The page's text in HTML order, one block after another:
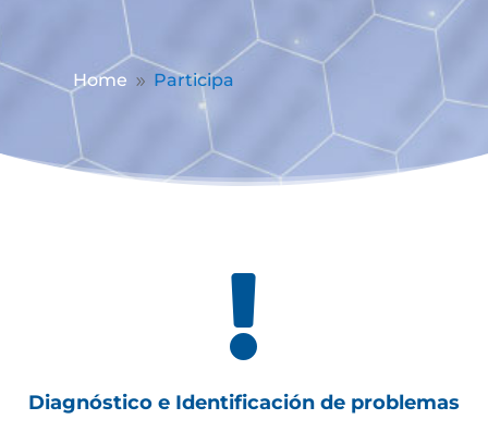
Home 9 Participa

Diagnóstico e Identificación de problemas